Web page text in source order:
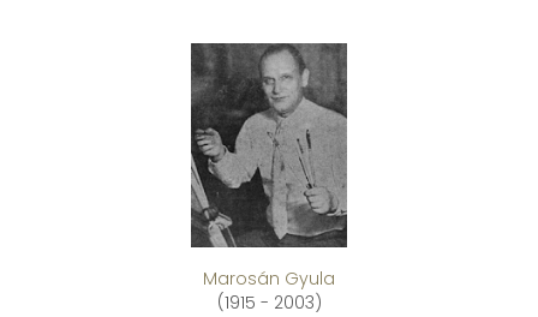
Marosán Gyula
(1915 - 2003)